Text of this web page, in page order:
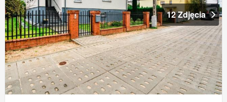
12 Zdjęcia